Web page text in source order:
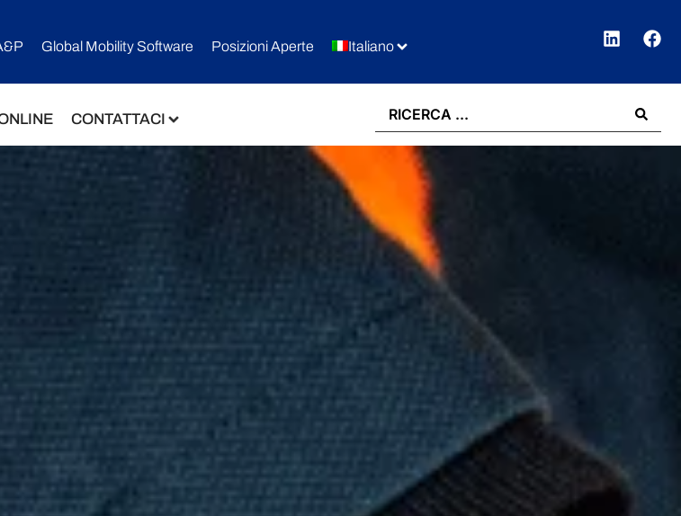
Global Mobility Software​ Posizioni Aperte Italiano
CONTATTACI